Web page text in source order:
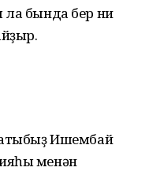
бында бер ни
Ишембай
менән